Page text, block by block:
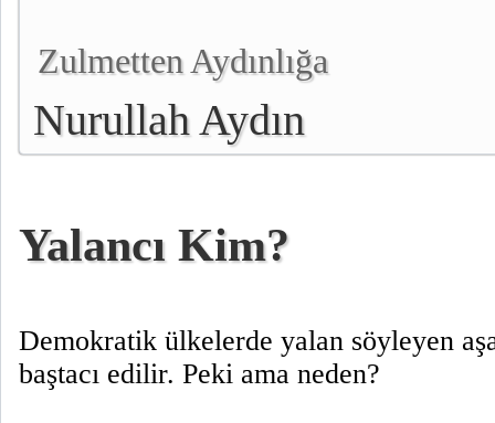
Zulmetten Aydınlığa
Nurullah Aydın
Yalancı Kim?
Demokratik ülkelerde yalan söyleyen
baştacı edilir. Peki ama neden?